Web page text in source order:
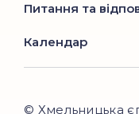
Питання та
Календар
© Хмельницька